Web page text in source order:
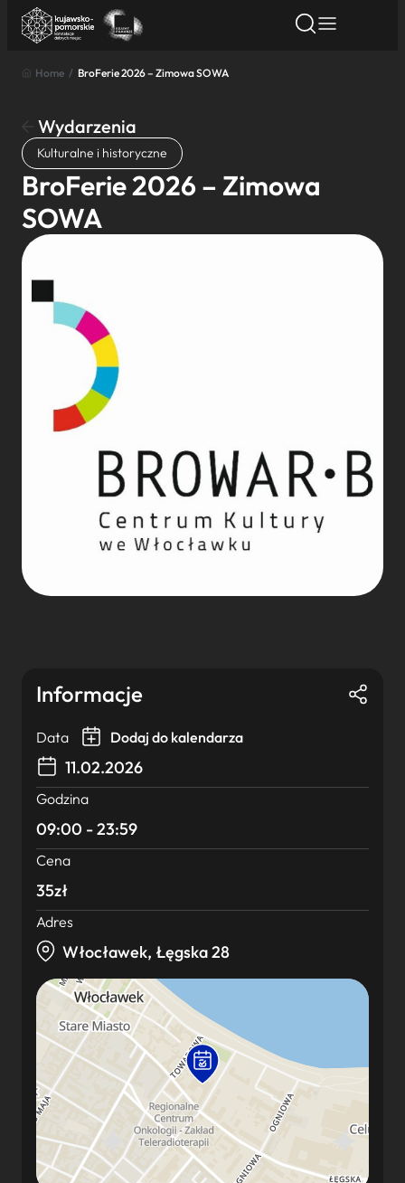
Znajdź atrakcję
Nazwa atrakcji
Miasto
Home / BroFerie 2026 – Zimowa SOWA
Wydarzenia
Kulturalne i historyczne
BroFerie 2026 – Zimowa
SOWA
Informacje
Data Dodaj do kalendarza
11.02.2026
Godzina
09:00 - 23:59
Cena
35zł
Adres
Włocławek, Łęgska 28